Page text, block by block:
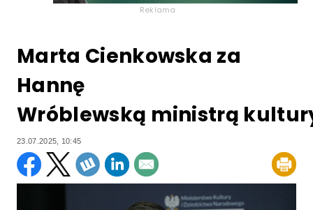
Reklama
Marta Cienkowska za
Hannę
Wróblewską ministrą
23.07.2025, 10:45